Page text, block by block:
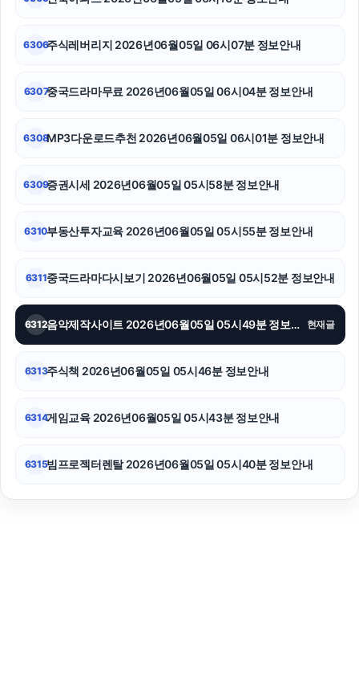
광교피부과
동탄피부과
6306주식레버리지 2026년06월05일 06시07분 정보안내
6307중국드라마무료 2026년06월05일 06시04분 정보안내
6308MP3다운로드추천 2026년06월05일 06시01분 정보안내
6309증권시세 2026년06월05일 05시58분 정보안내
6310부동산투자교육 2026년06월05일 05시55분 정보안내
6311중국드라마다시보기 2026년06월05일 05시52분 정보안내
6312 음악제작사이트 2026년06월05일 05시49분 정보안내 현재글
6313주식책 2026년06월05일 05시46분 정보안내
6314게임교육 2026년06월05일 05시43분 정보안내
6315빔프로젝터렌탈 2026년06월05일 05시40분 정보안내